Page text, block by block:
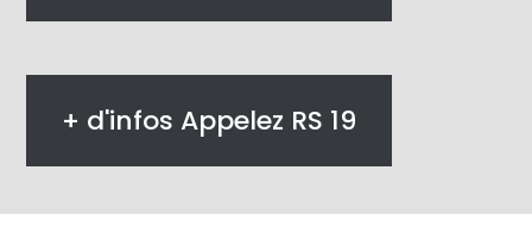
+ d'infos Appelez RS 19